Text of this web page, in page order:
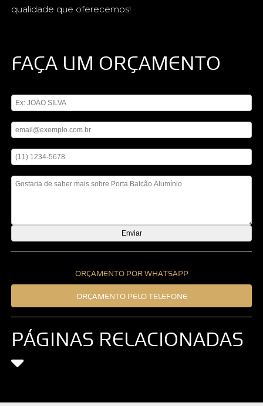
qualidade que oferecemos!
FAÇA UM ORÇAMENTO
ORÇAMENTO POR WHATSAPP
ORÇAMENTO PELO TELEFONE
PÁGINAS RELACIONADAS